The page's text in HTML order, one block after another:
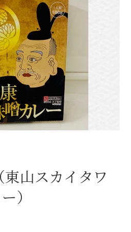
の関係
覧
山スカイタワ
ー）